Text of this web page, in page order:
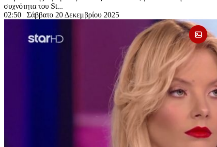
συχνότητα του St...
02:50 | Σάββατο 20 Δεκεμβρίου 2025